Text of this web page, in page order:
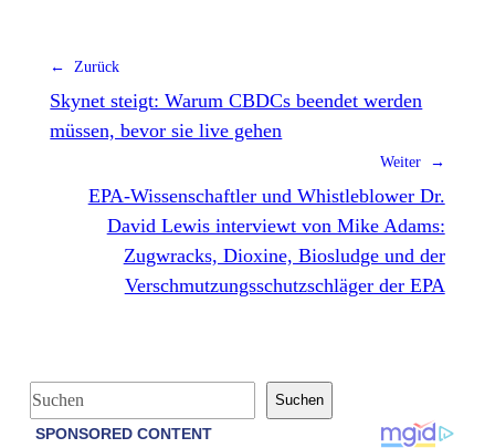
← Zurück
Skynet steigt: Warum CBDCs beendet werden
müssen, bevor sie live gehen
Weiter →
EPA-Wissenschaftler und Whistleblower Dr.
David Lewis interviewt von Mike Adams:
Zugwracks, Dioxine, Biosludge und der
Verschmutzungsschutzschläger der EPA
S
u
Suchen